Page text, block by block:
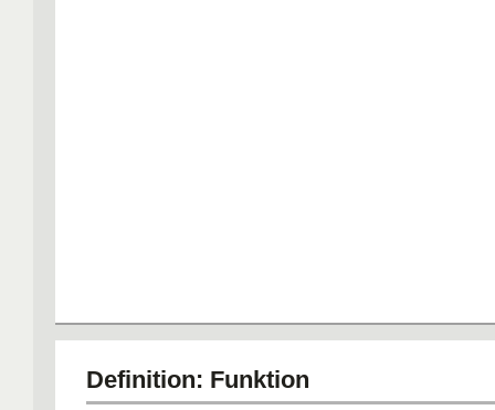
Definition: Funktion